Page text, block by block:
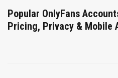
Popular OnlyFans
Pricing, Privacy & Mobile